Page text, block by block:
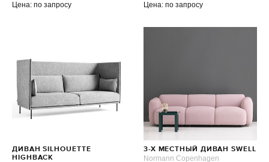
Цена: по запросу
Цена: по запросу
ДИВАН SILHOUETTE
HIGHBACK
3-Х МЕСТНЫЙ ДИВАН SWELL
Normann Copenhagen